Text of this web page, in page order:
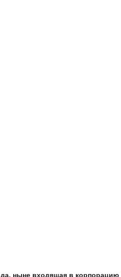
ныне входящая в корпорацию